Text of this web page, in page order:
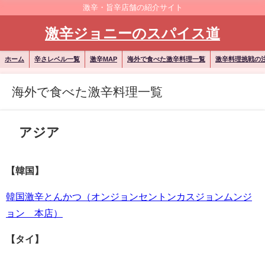
激辛・旨辛店舗の紹介サイト
激辛ジョニーのスパイス道
ホーム 辛さレベル一覧 激辛MAP 海外で食べた激辛料理一覧 激辛料理挑戦の
海外で食べた激辛料理一覧
アジア
【韓国】
韓国激辛とんかつ（オンジョンセントンカスジョンムンジ
ョン 本店）
【タイ】